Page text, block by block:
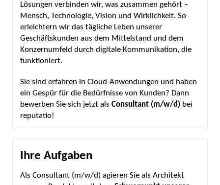
Lösungen verbinden wir, was zusammen gehört –
Mensch, Technologie, Vision und Wirklichkeit. So
erleichtern wir das tägliche Leben unserer
Geschäftskunden aus dem Mittelstand und dem
Konzernumfeld durch digitale Kommunikation, die
funktioniert.
Sie sind erfahren in Cloud-Anwendungen und haben
ein Gespür für die Bedürfnisse von Kunden? Dann
bewerben Sie sich jetzt als Consultant (m/w/d) bei
reputatio!
Ihre Aufgaben
Als Consultant (m/w/d) agieren Sie als Architekt